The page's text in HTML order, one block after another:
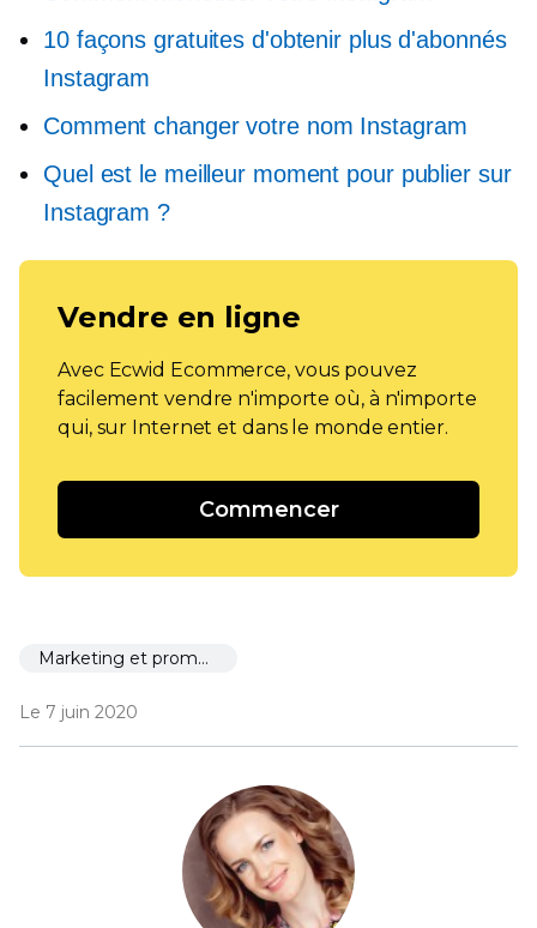
10 façons gratuites d'obtenir plus d'abonnés
Instagram
Comment changer votre nom Instagram
Quel est le meilleur moment pour publier sur
Instagram ?
Vendre en ligne
Avec Ecwid Ecommerce, vous pouvez
facilement vendre n'importe où, à n'importe
qui, sur Internet et dans le monde entier.
Commencer
Marketing et promotion
Le 7 juin 2020